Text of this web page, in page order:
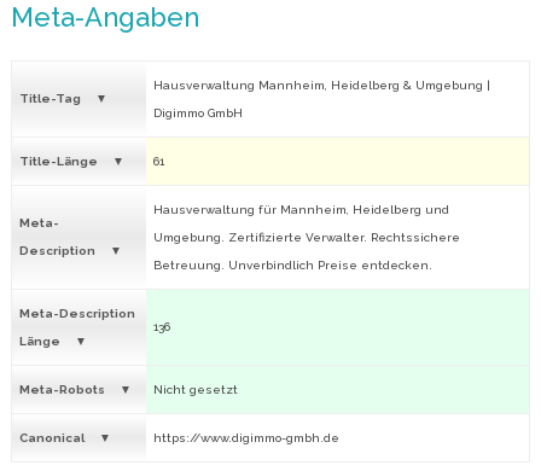
Meta-Angaben
Title-Tag
Hausverwaltung Mannheim, Heidelberg & Umgebung |
Digimmo GmbH
Title-Länge 61
Meta-
Description
Hausverwaltung für Mannheim, Heidelberg und
Umgebung. Zertifizierte Verwalter. Rechtssichere
Betreuung. Unverbindlich Preise entdecken.
Meta-Description
Länge
136
Meta-Robots Nicht gesetzt
Canonical https://www.digimmo-gmbh.de